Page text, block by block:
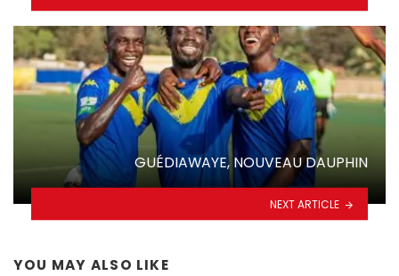
GUÉDIAWAYE, NOUVEAU DAUPHIN
NEXT ARTICLE
YOU MAY ALSO LIKE